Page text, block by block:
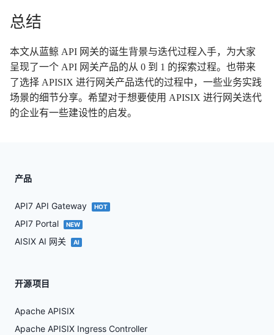
总结
本文从蓝鲸 API 网关的诞生背景与迭代过程入手，为大家
呈现了一个 API 网关产品的从 0 到 1 的探索过程。也带来
了选择 APISIX 进行网关产品迭代的过程中，一些业务实践
场景的细节分享。希望对于想要使用 APISIX 进行网关迭代
的企业有一些建设性的启发。
产品
API7 API Gateway HOT
API7 Portal NEW
AISIX AI 网关 AI
开源项目
Apache APISIX
Apache APISIX Ingress Controller